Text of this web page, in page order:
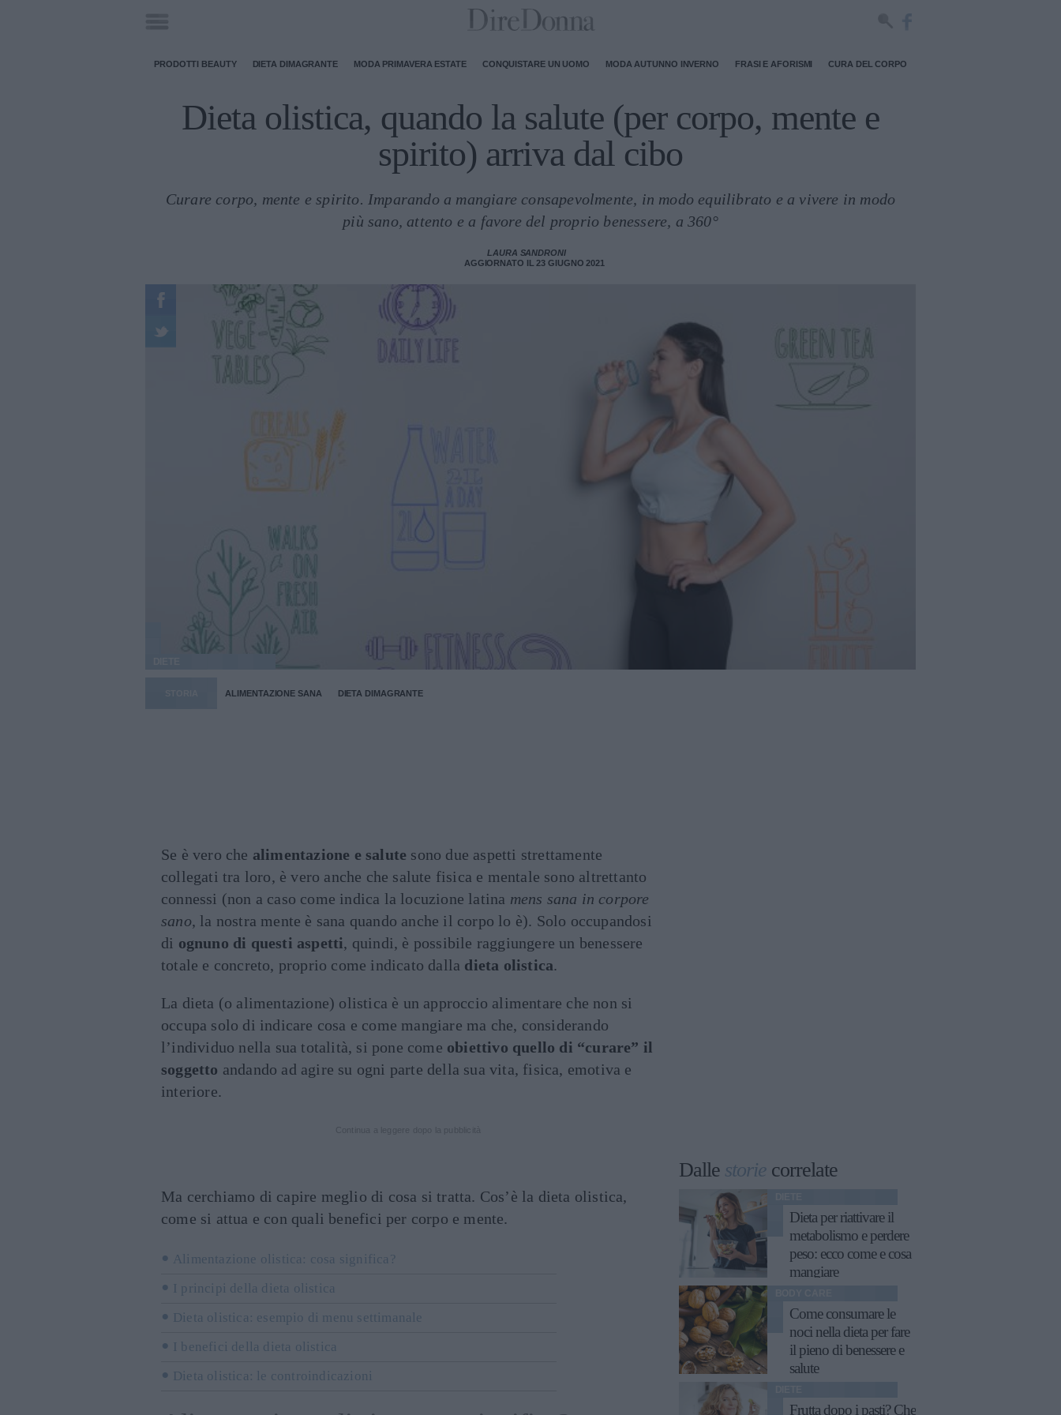
PRODOTTI BEAUTY DIETA DIMAGRANTE MODA PRIMAVERA ESTATE CONQUISTARE UN UOMO MODA AUTUNNO INVERNO FRASI E AFORISMI CURA DEL CORPO
Dieta olistica, quando la salute (per corpo, mente e
spirito) arriva dal cibo
Curare corpo, mente e spirito. Imparando a mangiare consapevolmente, in modo equilibrato e a vivere in modo
più sano, attento e a favore del proprio benessere, a 360°
LAURA SANDRONI
AGGIORNATO IL 23 GIUGNO 2021
ALIMENTAZIONE SANA DIETA DIMAGRANTE
Se è vero che alimentazione e salute sono due aspetti strettamente
collegati tra loro, è vero anche che salute fisica e mentale sono altrettanto
connessi (non a caso come indica la locuzione latina mens sana in corpore
sano, la nostra mente è sana quando anche il corpo lo è). Solo occupandosi
di ognuno di questi aspetti, quindi, è possibile raggiungere un benessere
totale e concreto, proprio come indicato dalla dieta olistica.
La dieta (o alimentazione) olistica è un approccio alimentare che non si
occupa solo di indicare cosa e come mangiare ma che, considerando
l’individuo nella sua totalità, si pone come obiettivo quello di “curare” il
soggetto andando ad agire su ogni parte della sua vita, fisica, emotiva e
interiore.
Ma cerchiamo di capire meglio di cosa si tratta. Cos’è la dieta olistica,
come si attua e con quali benefici per corpo e mente.
Alimentazione olistica: cosa significa?
I principi della dieta olistica
Dieta olistica: esempio di menu settimanale
I benefici della dieta olistica
Dieta olistica: le controindicazioni
Dalle storie correlate
Dieta per riattivare il
metabolismo e perdere
peso: ecco come e cosa
mangiare
Come consumare le
noci nella dieta per fare
il pieno di benessere e
salute
Frutta dopo i pasti? Che